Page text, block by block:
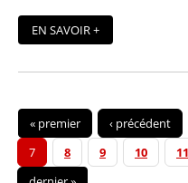
EN SAVOIR +
« premier ‹ précédent
7
8 9 10 11